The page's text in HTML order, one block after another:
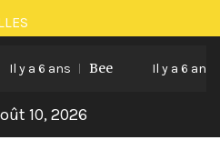
ans Bee Il y a 6 ans Cat
10, 2026